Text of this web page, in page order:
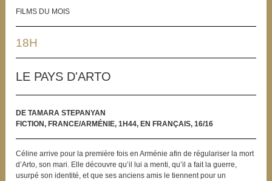
FILMS DU MOIS
18H
LE PAYS D'ARTO
DE TAMARA STEPANYAN
FICTION, FRANCE/ARMÉNIE, 1H44, EN FRANÇAIS, 16/16
Céline arrive pour la première fois en Arménie afin de régulariser la mort
d’Arto, son mari. Elle découvre qu’il lui a menti, qu’il a fait la guerre,
usurpé son identité, et que ses anciens amis le tiennent pour un